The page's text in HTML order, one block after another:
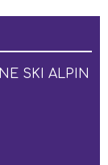
SKI ALPIN